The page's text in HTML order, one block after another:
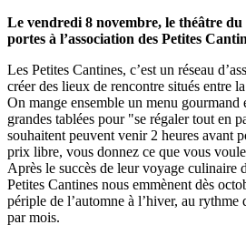
Le vendredi 8 novembre, le théâtre du
portes à l’association des Petites
Les Petites Cantines, c’est un réseau
créer des lieux de rencontre situés entre
On mange ensemble un menu gourmand
grandes tablées pour "se régaler tout en
souhaitent peuvent venir 2 heures avant
prix libre, vous donnez ce que vous
Après le succès de leur voyage culinaire
Petites Cantines nous emmènent dès
périple de l’automne à l’hiver, au rythme
par mois.